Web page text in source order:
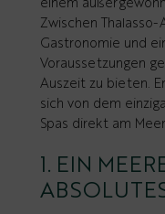
einem
Zwischen
Gastronomie und
Voraussetzungen
Auszeit zu bieten.
sich von dem
Spas direkt am
1. EIN